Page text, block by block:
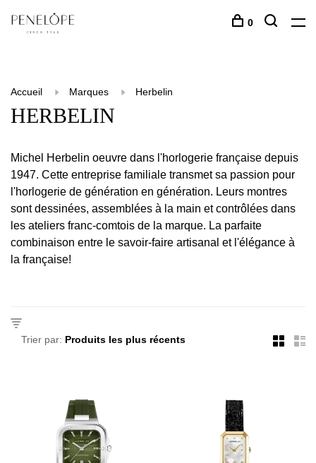
0
Accueil Marques Herbelin
HERBELIN
Michel Herbelin oeuvre dans l'horlogerie française depuis
1947. Cette entreprise familiale transmet sa passion pour
l'horlogerie de génération en génération. Leurs montres
sont dessinées, assemblées à la main et contrôlées dans
les ateliers franc-comtois de la marque. La parfaite
combinaison entre le savoir-faire artisanal et l'élégance à
la française!
Trier par: